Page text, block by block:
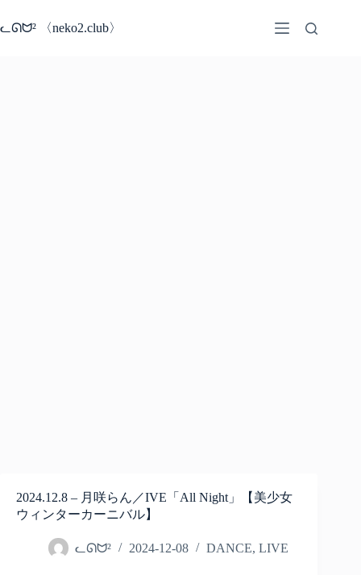
ン
ᓚᘏᗢ² 〈neko2.club〉
2024.12.8 – 月咲らん／IVE「All Night」【美少女
ウィンターカーニバル】
ᓚᘏᗢ² 2024-12-08 DANCE, LIVE